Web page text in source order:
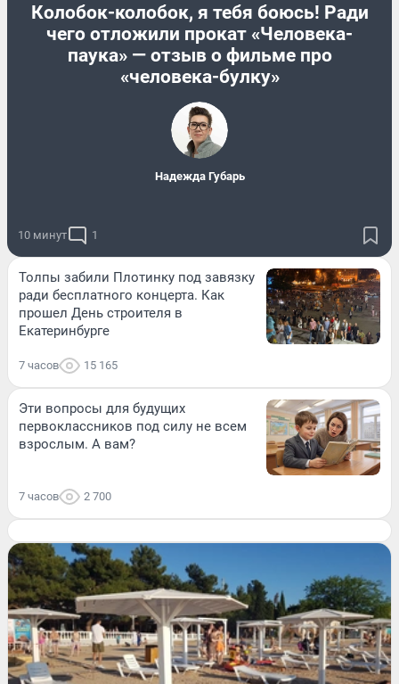
Колобок-колобок, я тебя боюсь! Ради
чего отложили прокат «Человека-
паука» — отзыв о фильме про
«человека-булку»
Надежда Губарь
10 минут 1
Толпы забили Плотинку под завязку
ради бесплатного концерта. Как
прошел День строителя в
Екатеринбурге
7 часов 15 165
Эти вопросы для будущих
первоклассников под силу не всем
взрослым. А вам?
7 часов 2 700